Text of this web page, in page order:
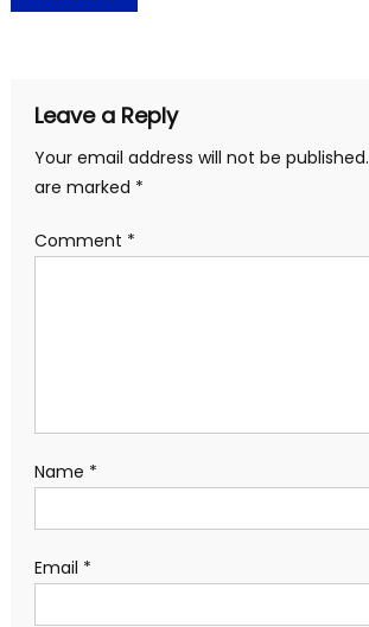
navigation
Leave a Reply
Your email address will not be published.
are marked *
Comment *
Name *
Email *